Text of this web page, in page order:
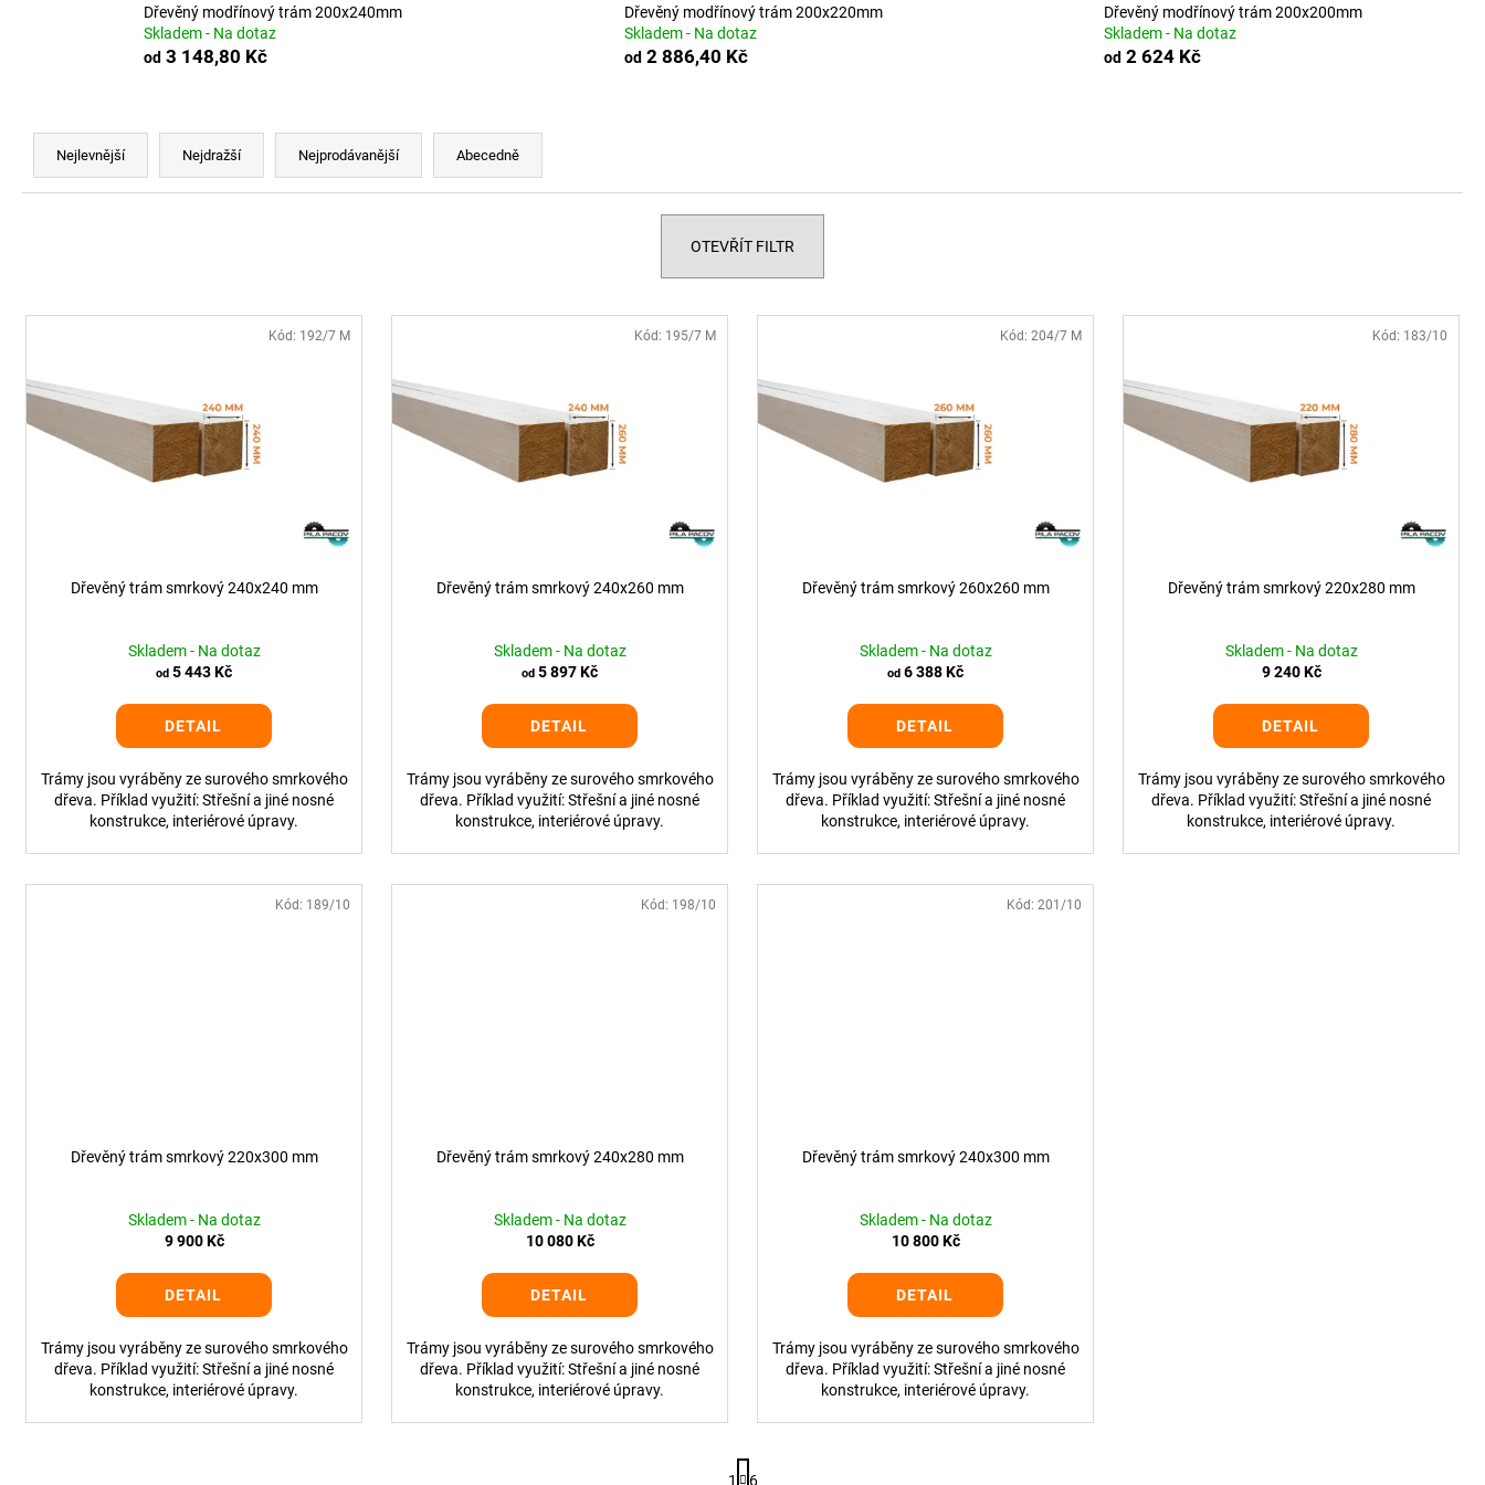
Dřevěný modřínový trám 200x240mm
Skladem - Na dotaz
od 3 148,80 Kč
Dřevěný modřínový trám 200x220mm
Skladem - Na dotaz
od2 886,40 Kč
Dřevěný modřínový trám 200x200mm
Skladem - Na dotaz
od 2 624 Kč
Ř
z
d
u
Nejlevnější Nejdražší Nejprodávanější Abecedně
OTEVŘÍT FILTR
V
i
s
Dřevěný trám smrkový 240x240 mm
Skladem - Na dotaz
od 5 443 Kč
DETAIL
Trámy jsou vyráběny ze surového smrkového
dřeva. Příklad využití: Střešní a jiné nosné
konstrukce, interiérové úpravy.
Kód: 192/7 M
Dřevěný trám smrkový 240x260 mm
Skladem - Na dotaz
od 5 897 Kč
DETAIL
Trámy jsou vyráběny ze surového smrkového
dřeva. Příklad využití: Střešní a jiné nosné
konstrukce, interiérové úpravy.
Kód: 195/7 M
Dřevěný trám smrkový 260x260 mm
Skladem - Na dotaz
od 6 388 Kč
DETAIL
Trámy jsou vyráběny ze surového smrkového
dřeva. Příklad využití: Střešní a jiné nosné
konstrukce, interiérové úpravy.
Kód: 204/7 M
Dřevěný trám smrkový 220x280 mm
Skladem - Na dotaz
9 240 Kč
DETAIL
Trámy jsou vyráběny ze surového smrkového
dřeva. Příklad využití: Střešní a jiné nosné
konstrukce, interiérové úpravy.
Kód: 183/10
Dřevěný trám smrkový 220x300 mm
Skladem - Na dotaz
9 900 Kč
DETAIL
Trámy jsou vyráběny ze surového smrkového
dřeva. Příklad využití: Střešní a jiné nosné
konstrukce, interiérové úpravy.
Kód: 189/10
Dřevěný trám smrkový 240x280 mm
Skladem - Na dotaz
10 080 Kč
DETAIL
Trámy jsou vyráběny ze surového smrkového
dřeva. Příklad využití: Střešní a jiné nosné
konstrukce, interiérové úpravy.
Kód: 198/10
Dřevěný trám smrkový 240x300 mm
Skladem - Na dotaz
10 800 Kč
DETAIL
Trámy jsou vyráběny ze surového smrkového
dřeva. Příklad využití: Střešní a jiné nosné
konstrukce, interiérové úpravy.
Kód: 201/10
S
1 6
DŘEVĚNÝ MODŘÍNOVÝ TRÁM 120X140
MM
1 102,08 Kč
DŘEVĚNÝ MODŘÍNOVÝ TRÁM 120X120
DŘEVĚNÝ MODŘÍNOVÝ TRÁM 100X200
MM